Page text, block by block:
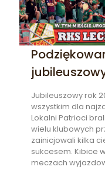
Jubileuszowy rok
wszystkim dla
Lokalni Patrioci
wielu klubowych
zainicjowali kilka
sukcesem. Kibice
meczach